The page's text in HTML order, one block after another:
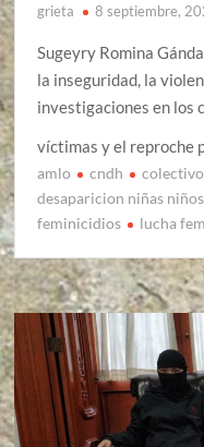
grieta 8 septiembre,
Sugeyry Romina
la inseguridad, la
investigaciones en los
víctimas y el reproche
amlo cndh
desaparicion niñas niños
feminicidios
lucha